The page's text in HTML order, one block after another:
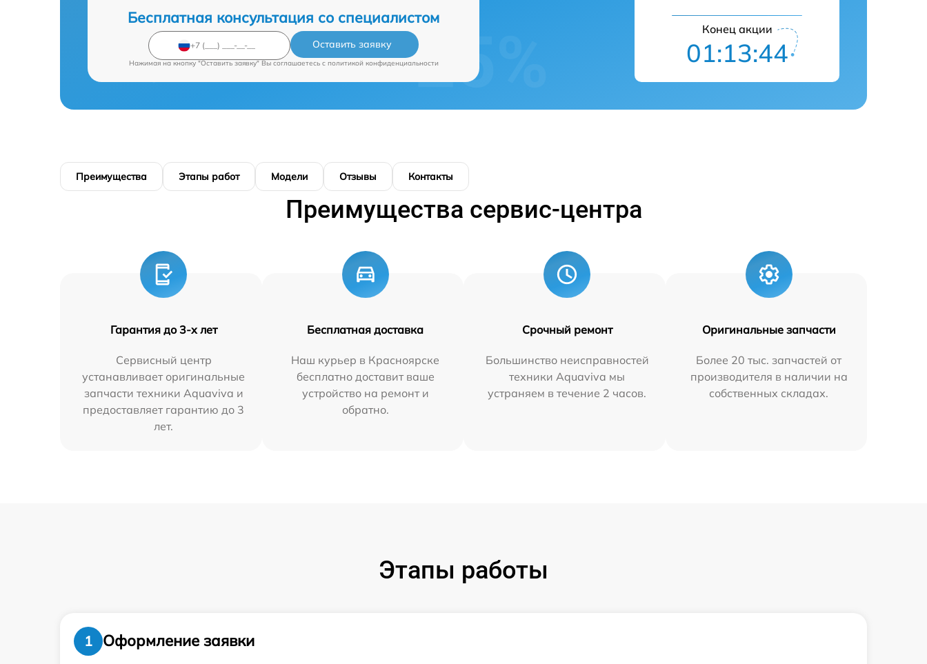
Бесплатная консультация со специалистом
Оставить заявку
Нажимая на кнопку "Оставить заявку" Вы соглашаетесь c политикой конфиденциальности
Конец акции
01:13:43
Преимущества Этапы работ Модели Отзывы Контакты
Преимущества сервис-центра
Гарантия до 3-х лет
Сервисный центр
устанавливает оригинальные
запчасти техники Aquaviva и
предоставляет гарантию до 3
лет.
Бесплатная доставка
Наш курьер в Красноярске
бесплатно доставит ваше
устройство на ремонт и
обратно.
Срочный ремонт
Большинство неисправностей
техники Aquaviva мы
устраняем в течение 2 часов.
Оригинальные запчасти
Более 20 тыс. запчастей от
производителя в наличии на
собственных складах.
Этапы работы
1
Оформление заявки